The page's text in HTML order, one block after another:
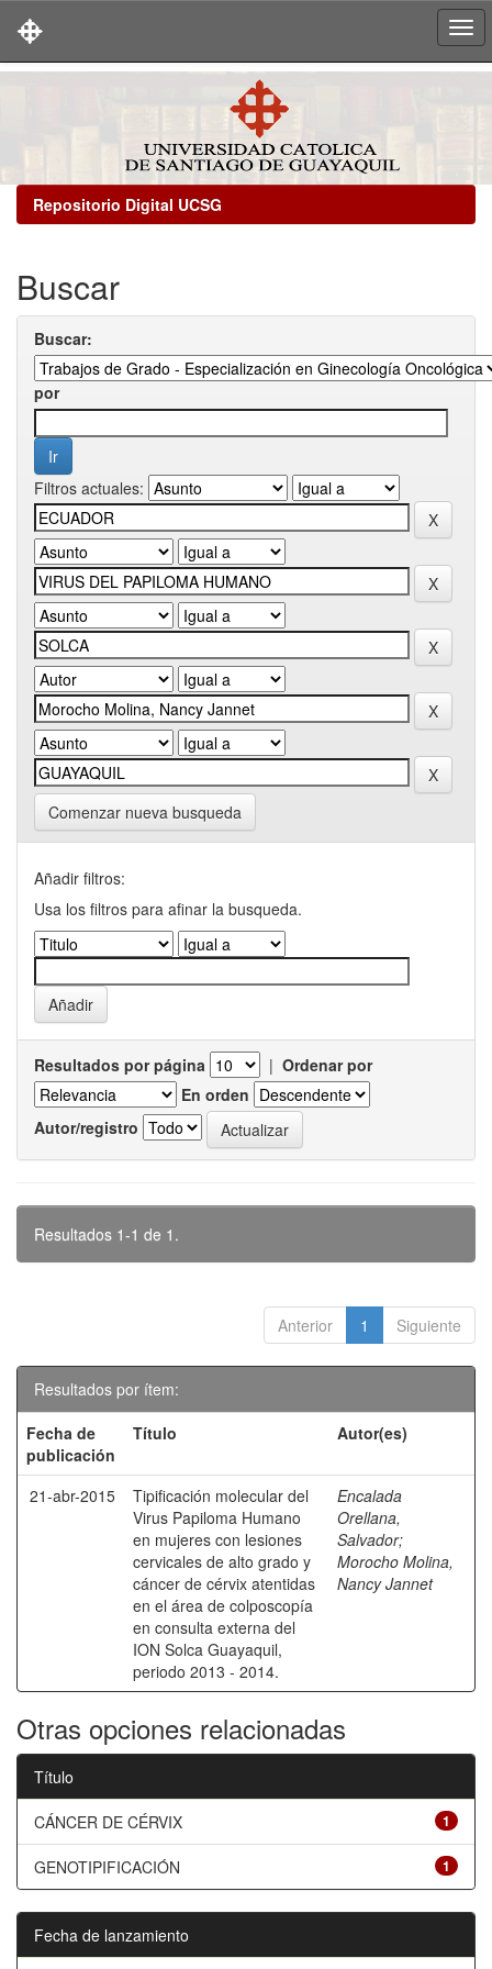
Repositorio Digital UCSG
Buscar
Buscar:
por
Filtros actuales:
Comenzar nueva busqueda
Añadir filtros:
Usa los filtros para afinar la busqueda.
Resultados por página | Ordenar por
En orden
Autor/registro
Resultados 1-1 de 1.
Anterior 1 Siguiente
Resultados por ítem:
Fecha de
publicación
Título Autor(es)
21-abr-2015
Tipificación molecular del
Virus Papiloma Humano
en mujeres con lesiones
cervicales de alto grado y
cáncer de cérvix atentidas
en el área de colposcopía
en consulta externa del
ION Solca Guayaquil,
periodo 2013 - 2014.
Encalada
Orellana,
Salvador;
Morocho Molina,
Nancy Jannet
Otras opciones relacionadas
Título
1
CÁNCER DE CÉRVIX
1
GENOTIPIFICACIÓN
Fecha de lanzamiento